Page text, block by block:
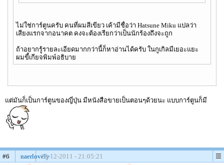
ไม่ใช่การ์ตูนครับ คนที่ผมสีเขียว เค้ามีชื่อว่า Hatsune Miku แปลว่า
เสียงแรกจากอนาคต คงจะต้องเรียกว่าเป็นนักร้องถึงจะถูก
ถ้าอยากรู้รายละเอียดมากกว่านี้ก็หาอ่านได้ครับ ในกูเกิลมีเยอะแยะ
ผมขี้เกียจพิมพ์อธิบาย
แต่มันก็เป็นการ์ตูนของญี่ปุ่น มีหนังสือขายเป็นตอนๆด้วยนะ แบบการ์ตูนก็มี
#6 naerlovely23-12-2011 - 21:05:21